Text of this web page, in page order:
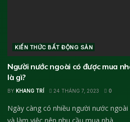
KIẾN THỨC BẤT ĐỘNG SẢN
Người nước ngoài có được mua
là gì?
BY KHANG TRÍ 24 THÁNG 7, 2023 0
Ngày càng có nhiều người nước